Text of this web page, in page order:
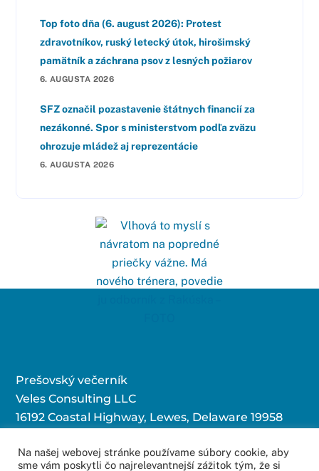
Top foto dňa (6. august 2026): Protest
zdravotníkov, ruský letecký útok, hirošimský
pamätník a záchrana psov z lesných požiarov
6. AUGUSTA 2026
SFZ označil pozastavenie štátnych financií za
nezákonné. Spor s ministerstvom podľa zväzu
ohrozuje mládež aj reprezentácie
6. AUGUSTA 2026
Prešovský večerník
Veles Consulting LLC
16192 Coastal Highway, Lewes, Delaware 19958
Na našej webovej stránke používame súbory cookie, aby
sme vám poskytli čo najrelevantnejší zážitok tým, že si